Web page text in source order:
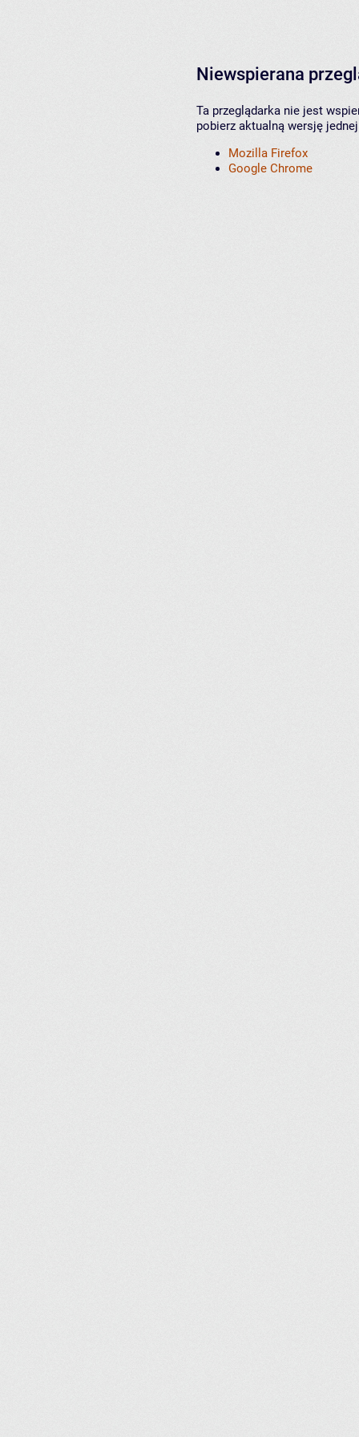
Niewspierana
Ta przeglądarka nie jest
pobierz aktualną wersję
Mozilla Firefox
Google Chrome